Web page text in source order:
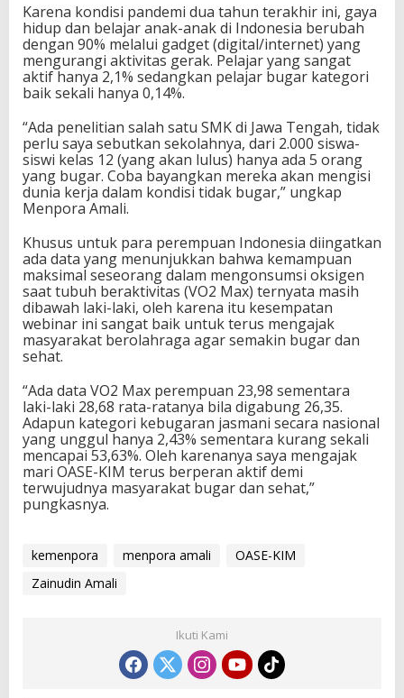
Karena kondisi pandemi dua tahun terakhir ini, gaya
hidup dan belajar anak-anak di Indonesia berubah
dengan 90% melalui gadget (digital/internet) yang
mengurangi aktivitas gerak. Pelajar yang sangat
aktif hanya 2,1% sedangkan pelajar bugar kategori
baik sekali hanya 0,14%.
“Ada penelitian salah satu SMK di Jawa Tengah, tidak
perlu saya sebutkan sekolahnya, dari 2.000 siswa-
siswi kelas 12 (yang akan lulus) hanya ada 5 orang
yang bugar. Coba bayangkan mereka akan mengisi
dunia kerja dalam kondisi tidak bugar,” ungkap
Menpora Amali.
Khusus untuk para perempuan Indonesia diingatkan
ada data yang menunjukkan bahwa kemampuan
maksimal seseorang dalam mengonsumsi oksigen
saat tubuh beraktivitas (VO2 Max) ternyata masih
dibawah laki-laki, oleh karena itu kesempatan
webinar ini sangat baik untuk terus mengajak
masyarakat berolahraga agar semakin bugar dan
sehat.
“Ada data VO2 Max perempuan 23,98 sementara
laki-laki 28,68 rata-ratanya bila digabung 26,35.
Adapun kategori kebugaran jasmani secara nasional
yang unggul hanya 2,43% sementara kurang sekali
mencapai 53,63%. Oleh karenanya saya mengajak
mari OASE-KIM terus berperan aktif demi
terwujudnya masyarakat bugar dan sehat,”
pungkasnya.
kemenpora menpora amali
OASE-KIM
Zainudin Amali
Ikuti Kami